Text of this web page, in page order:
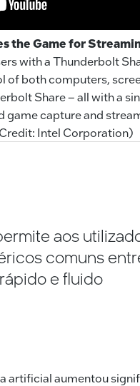
the Game for
with a Thunderbolt
of both computers,
Share – all with a
game capture and
Intel Corporation)
aos
comuns
e fluido
artificial aumentou